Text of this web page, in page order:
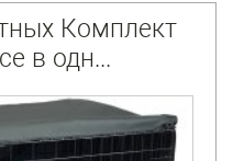
Комплект
в одн...